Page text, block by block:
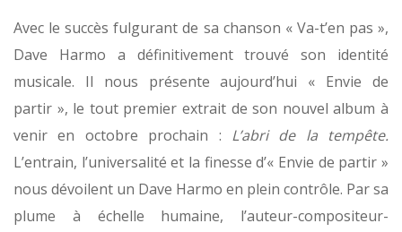
Avec le succès fulgurant de sa chanson « Va-t’en pas »,
Dave Harmo a définitivement trouvé son identité
musicale. Il nous présente aujourd’hui « Envie de
partir », le tout premier extrait de son nouvel album à
venir en octobre prochain : L’abri de la tempête.
L’entrain, l’universalité et la finesse d’« Envie de partir »
nous dévoilent un Dave Harmo en plein contrôle. Par sa
plume à échelle humaine, l’auteur-compositeur-